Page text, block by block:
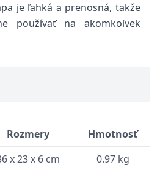
je ľahká a prenosná, takže
používať na akomkoľvek
Rozmery
Hmotnosť
x 23 x 6 cm 0.97 kg